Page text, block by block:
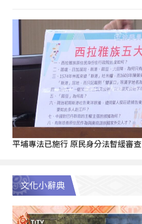
平埔專法已施行 原民身分法暫緩審查
文化小辭典